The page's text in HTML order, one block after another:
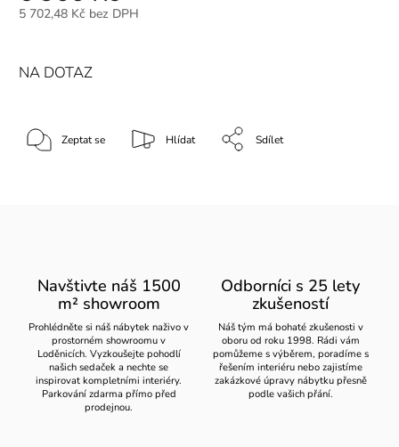
5 702,48 Kč bez DPH
NA DOTAZ
Zeptat se Hlídat Sdílet
Navštivte náš 1500
m² showroom
Prohlédněte si náš nábytek naživo v
prostorném showroomu v
Loděnicích. Vyzkoušejte pohodlí
našich sedaček a nechte se
inspirovat kompletními interiéry.
Parkování zdarma přímo před
prodejnou.
Odborníci s 25 lety
zkušeností
Náš tým má bohaté zkušenosti v
oboru od roku 1998. Rádi vám
pomůžeme s výběrem, poradíme s
řešením interiéru nebo zajistíme
zakázkové úpravy nábytku přesně
podle vašich přání.